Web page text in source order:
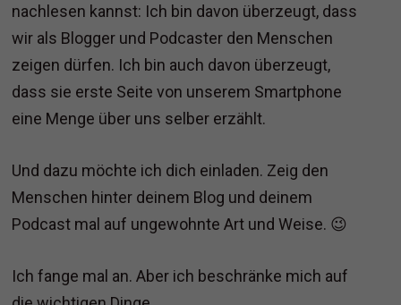
nachlesen kannst: Ich bin davon überzeugt, dass
wir als Blogger und Podcaster den Menschen
zeigen dürfen. Ich bin auch davon überzeugt,
dass sie erste Seite von unserem Smartphone
eine Menge über uns selber erzählt.
Und dazu möchte ich dich einladen. Zeig den
Menschen hinter deinem Blog und deinem
Podcast mal auf ungewohnte Art und Weise. 😉
Ich fange mal an. Aber ich beschränke mich auf